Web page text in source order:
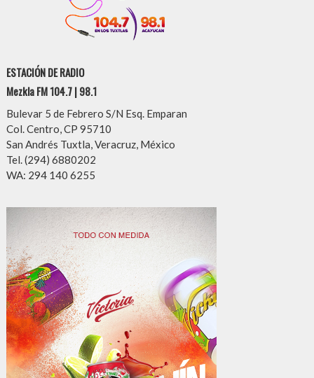
ESTACIÓN DE RADIO
Mezkla FM 104.7 | 98.1
Bulevar 5 de Febrero S/N Esq. Emparan
Col. Centro, CP 95710
San Andrés Tuxtla, Veracruz, México
Tel. (294) 6880202
WA: 294 140 6255